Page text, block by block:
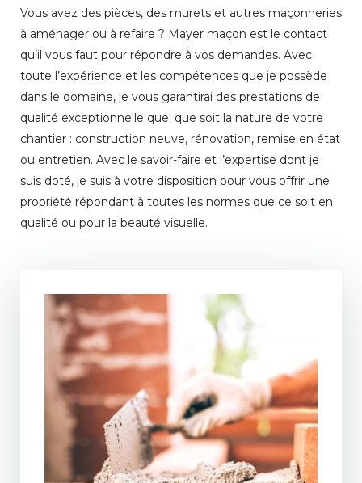
Vous avez des pièces, des murets et autres maçonneries
à aménager ou à refaire ? Mayer maçon est le contact
qu’il vous faut pour répondre à vos demandes. Avec
toute l’expérience et les compétences que je possède
dans le domaine, je vous garantirai des prestations de
qualité exceptionnelle quel que soit la nature de votre
chantier : construction neuve, rénovation, remise en état
ou entretien. Avec le savoir-faire et l’expertise dont je
suis doté, je suis à votre disposition pour vous offrir une
propriété répondant à toutes les normes que ce soit en
qualité ou pour la beauté visuelle.